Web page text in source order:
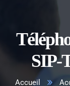
SIP-
Accueil